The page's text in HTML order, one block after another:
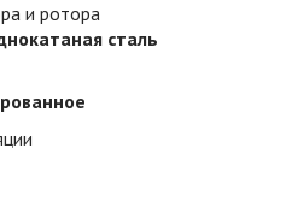
и ротора
сталь